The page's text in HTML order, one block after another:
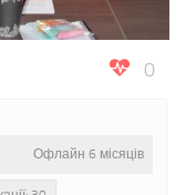
0
Офлайн 6 місяців